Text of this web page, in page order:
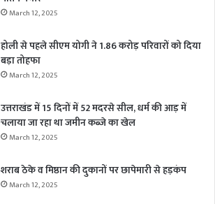
March 12, 2025
होली से पहले सीएम योगी ने 1.86 करोड़ परिवारों को दिया
बड़ा तोहफा
March 12, 2025
उत्तराखंड में 15 दिनों में 52 मदरसे सील, धर्म की आड़ में
चलाया जा रहा था जमीन कब्जे का खेल
March 12, 2025
शराब ठेके व मिष्ठान की दुकानों पर छापेमारी से हड़कंप
March 12, 2025